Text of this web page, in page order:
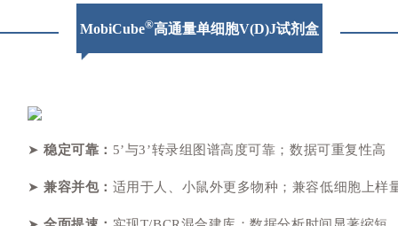
MobiCube®高通量单细胞V(D)J试剂盒
➤ 稳定可靠 ： 5’与3’转录组图谱高度可靠；数据可重复性高
➤兼容并包： 适用于人、小鼠外更多物种；兼容低细胞上样